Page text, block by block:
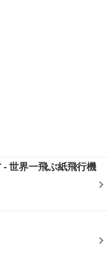
- 世界一飛ぶ紙飛行機